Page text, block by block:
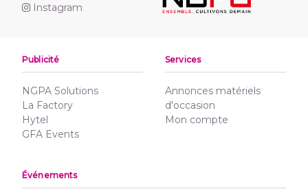
Instagram
Publicité
NGPA Solutions
La Factory
Hytel
GFA Events
Services
Annonces matériels
d'occasion
Mon compte
Événements